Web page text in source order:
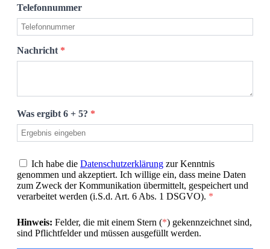
Telefonnummer
Nachricht *
Was ergibt 6 + 5? *
Ich habe die Datenschutzerklärung zur Kenntnis
genommen und akzeptiert. Ich willige ein, dass meine Daten
zum Zweck der Kommunikation übermittelt, gespeichert und
verarbeitet werden (i.S.d. Art. 6 Abs. 1 DSGVO). *
Hinweis: Felder, die mit einem Stern (*) gekennzeichnet sind,
sind Pflichtfelder und müssen ausgefüllt werden.